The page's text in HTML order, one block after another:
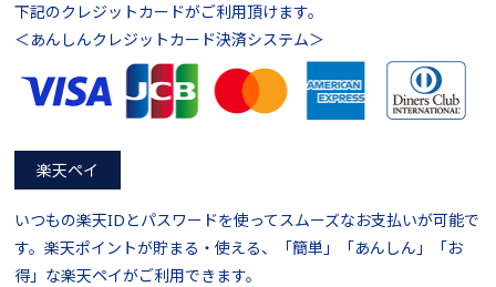
下記のクレジットカードがご利用頂けます。
＜あんしんクレジットカード決済システム＞
楽天ペイ
いつもの楽天IDとパスワードを使ってスムーズなお支払いが可能で
す。楽天ポイントが貯まる・使える、「簡単」「あんしん」「お
得」な楽天ペイがご利用できます。